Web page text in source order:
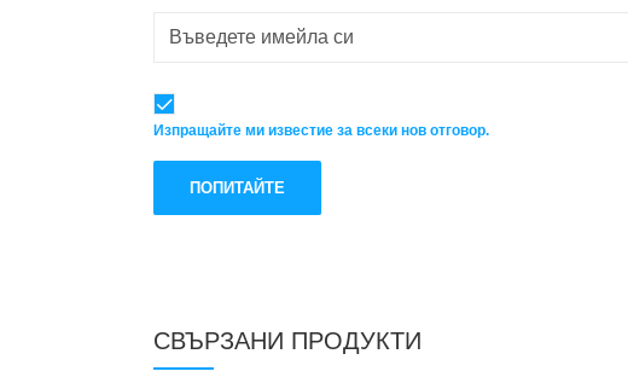
Изпращайте ми известие за всеки нов отговор.
СВЪРЗАНИ ПРОДУКТИ